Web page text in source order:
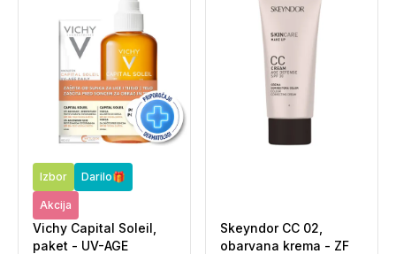
Izbor Darilo🎁
Akcija
Vichy Capital Soleil,
paket - UV-AGE
Skeyndor CC 02,
obarvana krema - ZF